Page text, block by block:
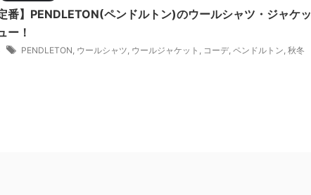
番】PENDLETON(ペンドルトン)のウールシャツ・ジャケッ
ー！
PENDLETON, ウールシャツ, ウールジャケット , コーデ, ペンドルトン, 秋冬